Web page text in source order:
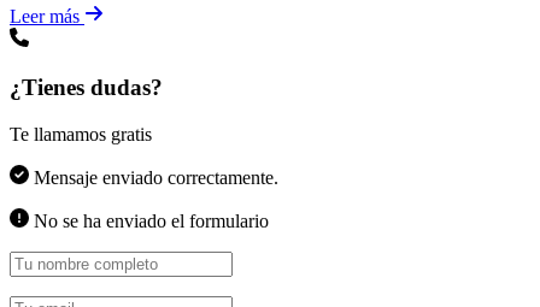
Leer más
¿Tienes dudas?
Te llamamos gratis
Mensaje enviado correctamente.
No se ha enviado el formulario